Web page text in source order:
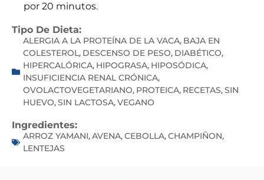
por 20 minutos.
Tipo De Dieta:
ALERGIA A LA PROTEÍNA DE LA VACA, BAJA EN
COLESTEROL, DESCENSO DE PESO, DIABÉTICO,
HIPERCALÓRICA, HIPOGRASA, HIPOSÓDICA,
INSUFICIENCIA RENAL CRÓNICA,
OVOLACTOVEGETARIANO, PROTEICA, RECETAS,SIN
HUEVO,SIN LACTOSA,VEGANO
Ingredientes:
ARROZ YAMANI,AVENA,CEBOLLA,CHAMPIÑON,
LENTEJAS